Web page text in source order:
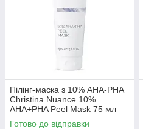
Пілінг-маска з 10% AHA-PHA
Christina Nuance 10%
AHA+PHA Peel Mask 75 мл
Готово до відправки